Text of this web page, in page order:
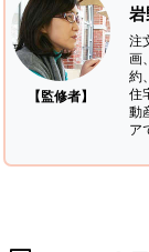
【監修者】
注
画
約
住
動
ア